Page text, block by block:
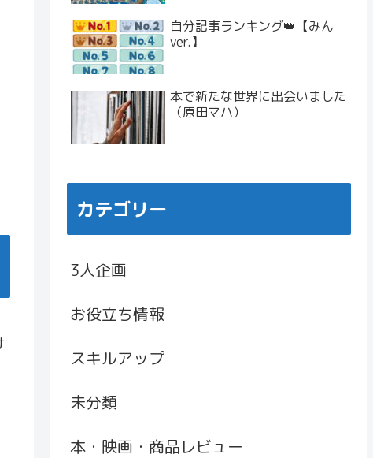
自分記事ランキング👑【みん
ver.】
本で新たな世界に出会いました
（原田マハ）
カテゴリー
3人企画
お役立ち情報
スキルアップ
未分類
本・映画・商品レビュー